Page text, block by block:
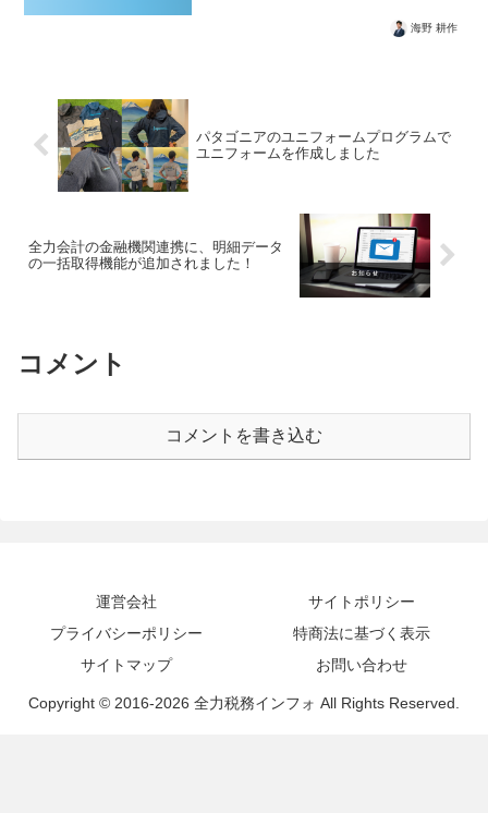
せに対してメールでご対応いたします。
※お問い合わせフォーム：ログイン後の
海野 耕作
パタゴニアのユニフォームプログラムで
ユニフォームを作成しました
全力会計の金融機関連携に、明細データ
の一括取得機能が追加されました！
コメント
コメントを書き込む
運営会社
サイトポリシー
プライバシーポリシー
特商法に基づく表示
サイトマップ
お問い合わせ
Copyright © 2016-2026 全力税務インフォ All Rights Reserved.